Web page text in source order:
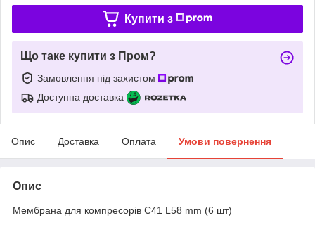
Купити з
Що таке купити з Пром?
Замовлення під захистом
Доступна доставка
Опис Доставка Оплата Умови повернення
Опис
Мембрана для компресорів C41 L58 mm (6 шт)